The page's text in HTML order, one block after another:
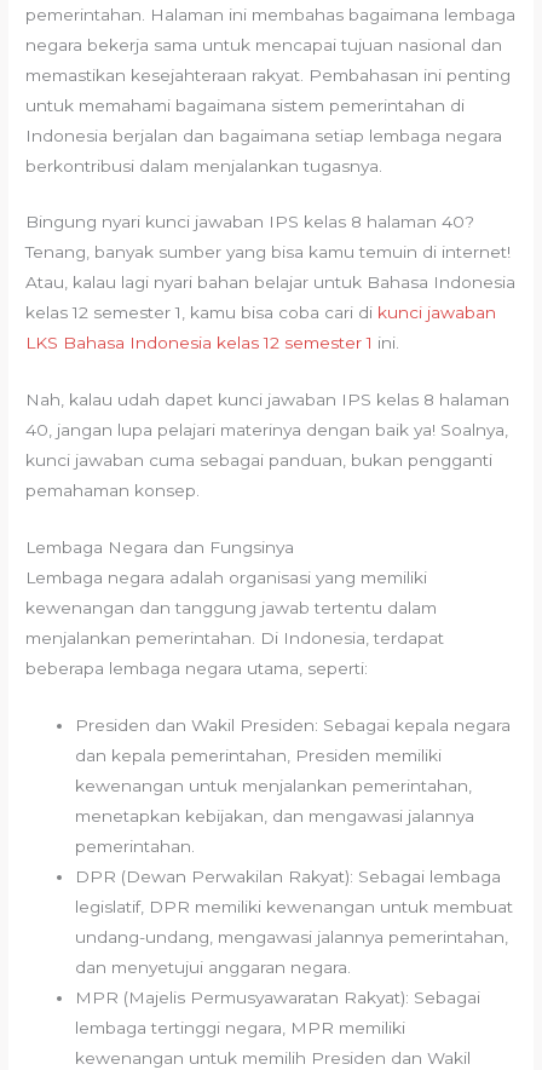
pemerintahan. Halaman ini membahas bagaimana lembaga
negara bekerja sama untuk mencapai tujuan nasional dan
memastikan kesejahteraan rakyat. Pembahasan ini penting
untuk memahami bagaimana sistem pemerintahan di
Indonesia berjalan dan bagaimana setiap lembaga negara
berkontribusi dalam menjalankan tugasnya.
Bingung nyari kunci jawaban IPS kelas 8 halaman 40?
Tenang, banyak sumber yang bisa kamu temuin di internet!
Atau, kalau lagi nyari bahan belajar untuk Bahasa Indonesia
kelas 12 semester 1, kamu bisa coba cari di kunci jawaban
LKS Bahasa Indonesia kelas 12 semester 1 ini.
Nah, kalau udah dapet kunci jawaban IPS kelas 8 halaman
40, jangan lupa pelajari materinya dengan baik ya! Soalnya,
kunci jawaban cuma sebagai panduan, bukan pengganti
pemahaman konsep.
Lembaga Negara dan Fungsinya
Lembaga negara adalah organisasi yang memiliki
kewenangan dan tanggung jawab tertentu dalam
menjalankan pemerintahan. Di Indonesia, terdapat
beberapa lembaga negara utama, seperti:
Presiden dan Wakil Presiden: Sebagai kepala negara
dan kepala pemerintahan, Presiden memiliki
kewenangan untuk menjalankan pemerintahan,
menetapkan kebijakan, dan mengawasi jalannya
pemerintahan.
DPR (Dewan Perwakilan Rakyat): Sebagai lembaga
legislatif, DPR memiliki kewenangan untuk membuat
undang-undang, mengawasi jalannya pemerintahan,
dan menyetujui anggaran negara.
MPR (Majelis Permusyawaratan Rakyat): Sebagai
lembaga tertinggi negara, MPR memiliki
kewenangan untuk memilih Presiden dan Wakil